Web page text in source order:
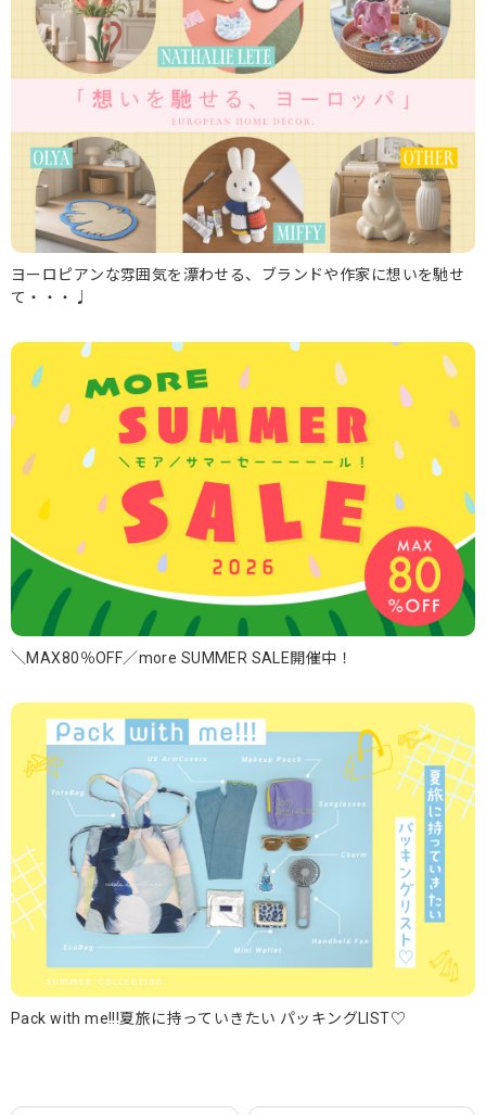
ヨーロピアンな雰囲気を漂わせる、ブランドや作家に想いを馳せ
て・・・♩
＼MAX80％OFF／more SUMMER SALE開催中！
Pack with me!!!夏旅に持っていきたい パッキングLIST♡